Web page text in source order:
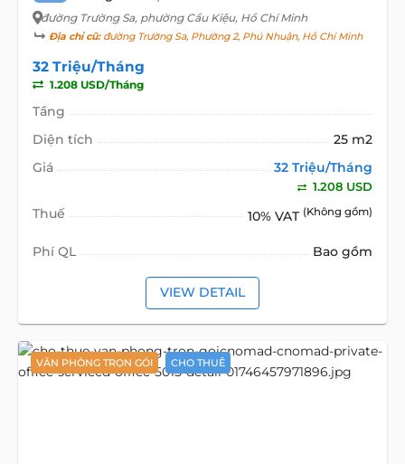
đường Trường Sa, phường Cầu Kiệu, Hồ Chí Minh
Địa chỉ cũ:đường Trường Sa, Phường 2, Phú Nhuận, Hồ Chí Minh
32 Triệu/Tháng
1.208 USD/Tháng
Tầng
Diện tích
25 m2
Giá
32 Triệu/Tháng
1.208 USD
Thuế 10% VAT (Không gồm)
Phí QL Bao gồm
VIEW DETAIL
VĂN PHÒNG TRỌN GÓI CHO THUÊ